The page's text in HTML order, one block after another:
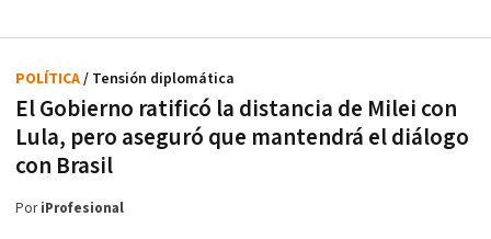
El Gobierno ratificó la distancia de Milei con
Lula, pero aseguró que mantendrá el diálogo
con Brasil
POLÍTICA/ Tensión diplomática
PoriProfesional